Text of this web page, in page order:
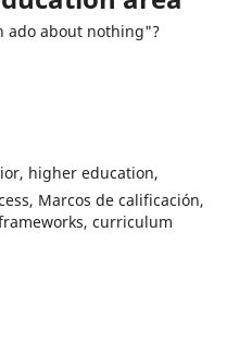
ado about nothing"?
higher education,
Marcos de calificación,
curriculum